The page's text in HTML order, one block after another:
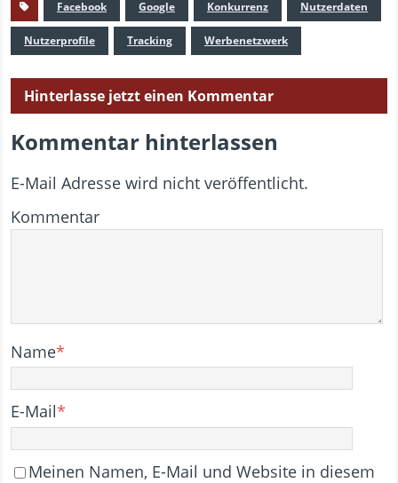
Facebook Google Konkurrenz Nutzerdaten
Nutzerprofile Tracking Werbenetzwerk
Hinterlasse jetzt einen Kommentar
Kommentar hinterlassen
E-Mail Adresse wird nicht veröffentlicht.
Kommentar
Name*
E-Mail*
Meinen Namen, E-Mail und Website in diesem